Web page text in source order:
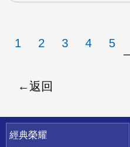
1 2 3 4 5
返回
快速連結
經典榮耀